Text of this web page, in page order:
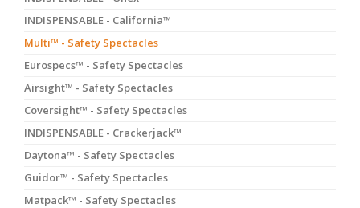
INDISPENSABLE - California™
Multi™ - Safety Spectacles
Eurospecs™ - Safety Spectacles
Airsight™ - Safety Spectacles
Coversight™ - Safety Spectacles
INDISPENSABLE - Crackerjack™
Daytona™ - Safety Spectacles
Guidor™ - Safety Spectacles
Matpack™ - Safety Spectacles